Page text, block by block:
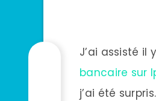
J’ai assisté il
bancaire sur
j’ai été